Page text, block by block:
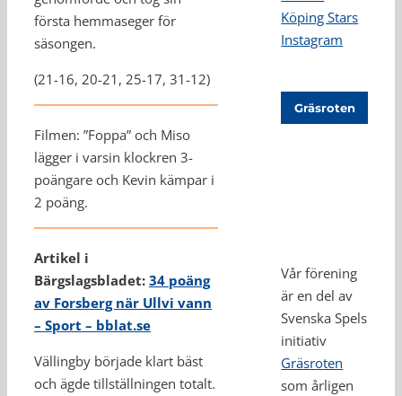
första hemmaseger för
säsongen.
(21-16, 20-21, 25-17, 31-12)
Filmen: ”Foppa” och Miso
lägger i varsin klockren 3-
poängare och Kevin kämpar i
2 poäng.
Artikel i
Bärgslagsbladet: 34 poäng
av Forsberg när Ullvi vann
– Sport – bblat.se
Vällingby började klart bäst
och ägde tillställningen totalt.
Köping Stars
Instagram
Gräsroten
Vår förening
är en del av
Svenska Spels
initiativ
Gräsroten
som årligen